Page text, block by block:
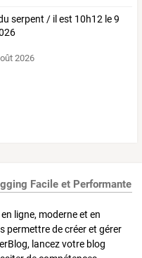
serpent / il est 10h12 le 9
2026
Facile et Performante
ligne, moderne et en
permettre de créer et gérer
lancez votre blog